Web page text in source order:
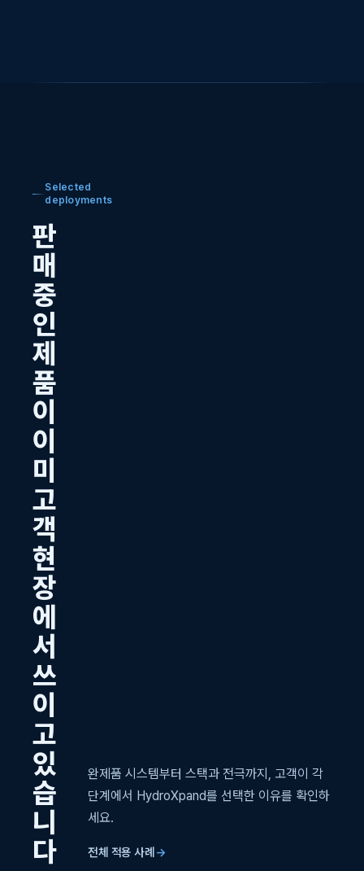
Selected
deployments
판
매
중
인
제
품
이
이
미
고
객
현
장
에
서
쓰
이
고
있
습
니
다
완제품 시스템부터 스택과 전극까지, 고객이 각
단계에서 HydroXpand를 선택한 이유를 확인하
세요.
전체 적용 사례 →